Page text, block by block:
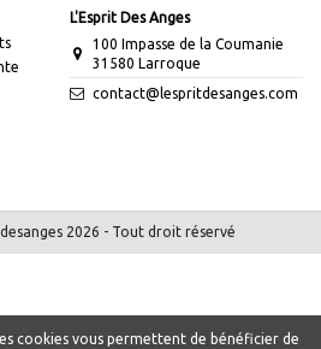
L'Esprit Des Anges
100 Impasse de la Coumanie
31580 Larroque
contact@lespritdesanges.com
2026 - Tout droit réservé
cookies vous permettent de bénéficier de